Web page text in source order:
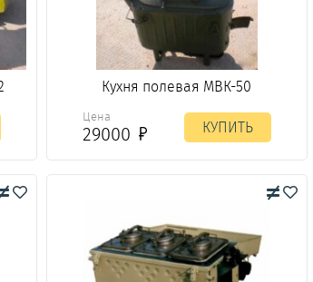
Кухня полевая МВК-50
Цена
29000 КУПИТЬ